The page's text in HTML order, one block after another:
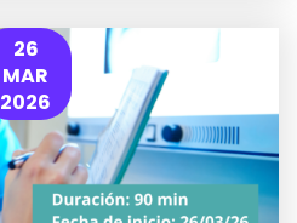
26
MAR
2026